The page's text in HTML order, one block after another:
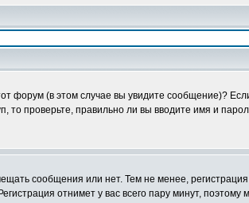
форум (в этом случае вы увидите сообщение)?
проверьте, правильно ли вы вводите имя и
сообщения или нет. Тем не менее,
отнимет у вас всего пару минут, поэтому